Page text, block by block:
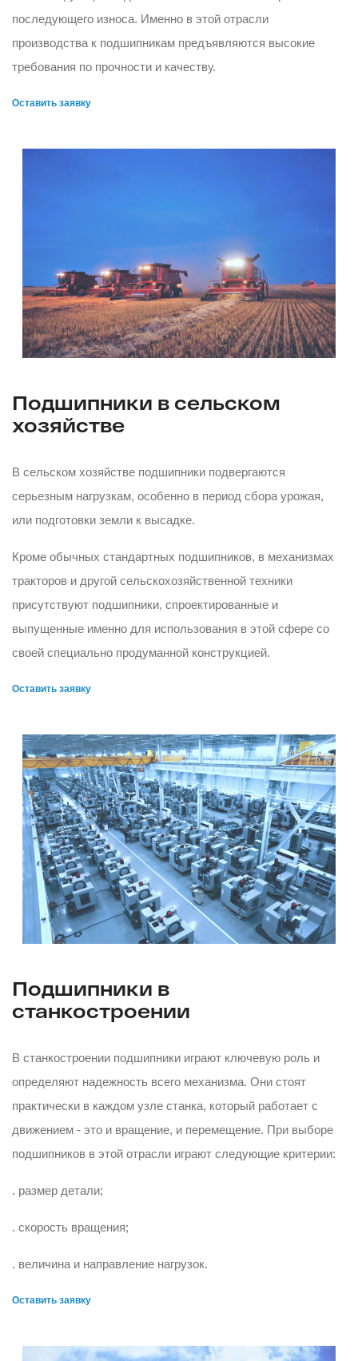
последующего износа. Именно в этой отрасли
производства к подшипникам предъявляются высокие
требования по прочности и качеству.
Оставить заявку
Подшипники в сельском
хозяйстве
В сельском хозяйстве подшипники подвергаются
серьезным нагрузкам, особенно в период сбора урожая,
или подготовки земли к высадке.
Кроме обычных стандартных подшипников, в механизмах
тракторов и другой сельскохозяйственной техники
присутствуют подшипники, спроектированные и
выпущенные именно для использования в этой сфере со
своей специально продуманной конструкцией.
Оставить заявку
Подшипники в
станкостроении
В станкостроении подшипники играют ключевую роль и
определяют надежность всего механизма. Они стоят
практически в каждом узле станка, который работает с
движением - это и вращение, и перемещение. При выборе
подшипников в этой отрасли играют следующие критерии:
. размер детали;
. скорость вращения;
. величина и направление нагрузок.
Оставить заявку